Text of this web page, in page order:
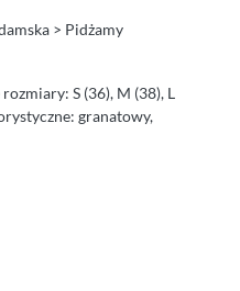
> Pidżamy
S (36), M (38), L
granatowy,